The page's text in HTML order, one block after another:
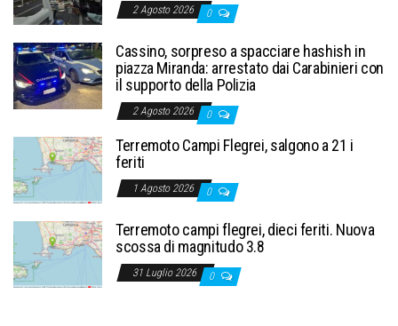
2 Agosto 2026 0
Cassino, sorpreso a spacciare hashish in
piazza Miranda: arrestato dai Carabinieri con
il supporto della Polizia
2 Agosto 2026 0
Terremoto Campi Flegrei, salgono a 21 i
feriti
1 Agosto 2026 0
Terremoto campi flegrei, dieci feriti. Nuova
scossa di magnitudo 3.8
31 Luglio 2026 0